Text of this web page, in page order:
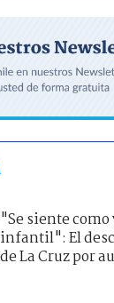
"Se siente
infantil": El
de La Cruz por